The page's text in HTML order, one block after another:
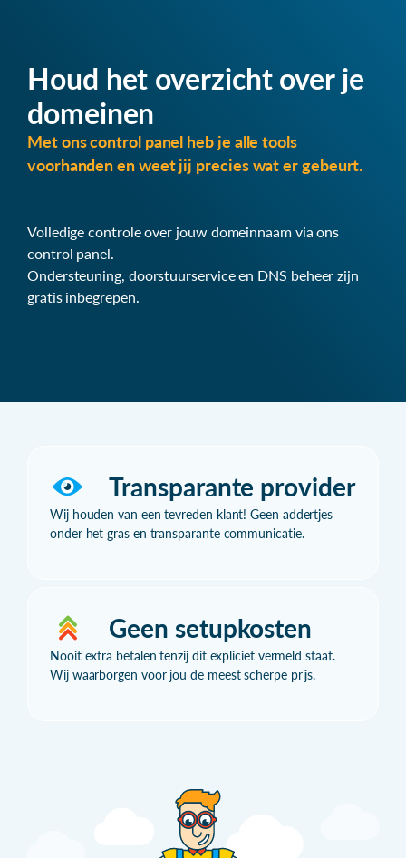
Houd het overzicht over je
domeinen
Met ons control panel heb je alle tools
voorhanden en weet jij precies wat er gebeurt.
Volledige controle over jouw domeinnaam via ons
control panel.
Ondersteuning, doorstuurservice en DNS beheer zijn
gratis inbegrepen.
Transparante provider
Wij houden van een tevreden klant! Geen addertjes
onder het gras en transparante communicatie.
Geen setupkosten
Nooit extra betalen tenzij dit expliciet vermeld staat.
Wij waarborgen voor jou de meest scherpe prijs.